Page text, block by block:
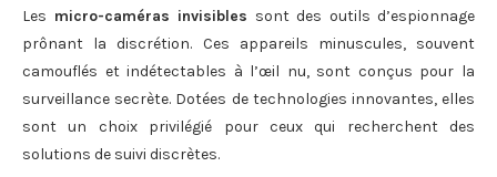
Les micro-caméras invisibles sont des outils d’espionnage
prônant la discrétion. Ces appareils minuscules, souvent
camouflés et indétectables à l’œil nu, sont conçus pour la
surveillance secrète. Dotées de technologies innovantes, elles
sont un choix privilégié pour ceux qui recherchent des
solutions de suivi discrètes.